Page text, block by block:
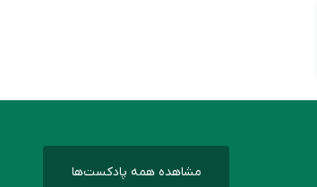
مشاهده همه پادکست‌ها